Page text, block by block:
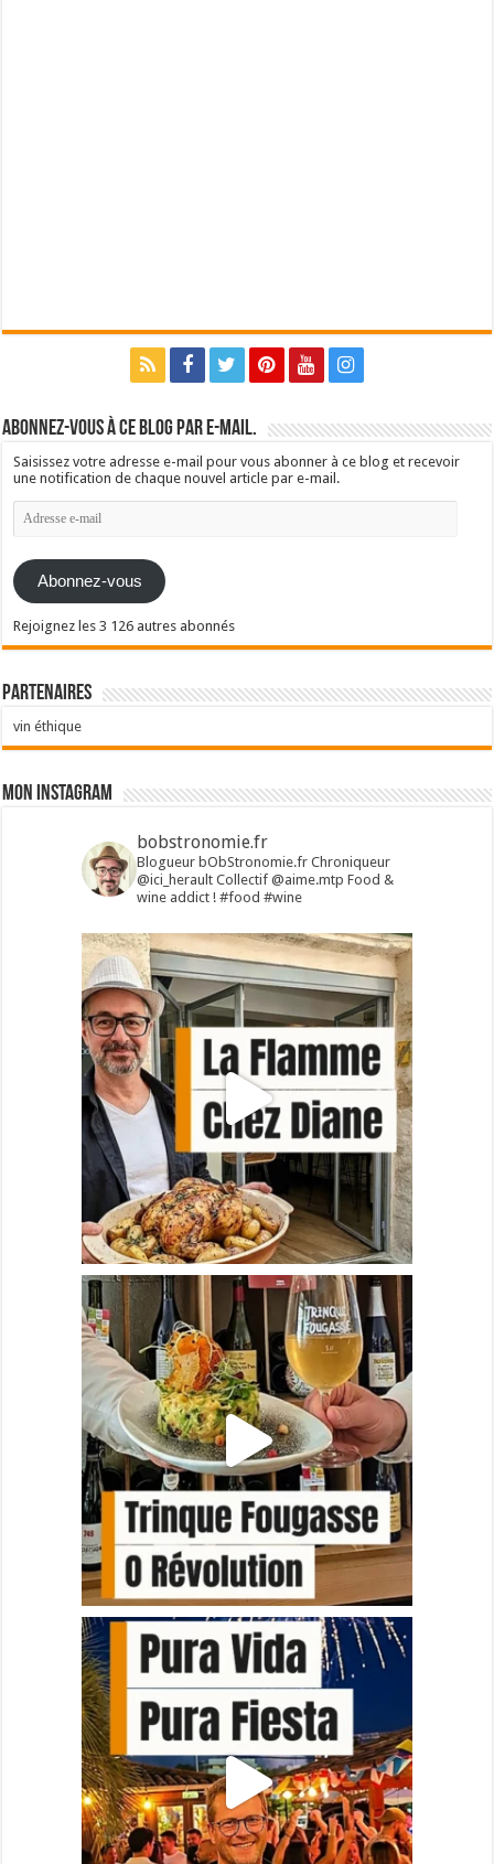
Abonnez-vous à ce blog par e-mail.
Saisissez votre adresse e-mail pour vous abonner à ce blog et recevoir
une notification de chaque nouvel article par e-mail.
Adresse
e-
Abonnez-vous
Rejoignez les 3 126 autres abonnés
Partenaires
vin éthique
Mon Instagram
bobstronomie.fr
Blogueur bObStronomie.fr Chroniqueur
@ici_heraultCollectif @aime.mtp Food &
wine addict !#food #wine